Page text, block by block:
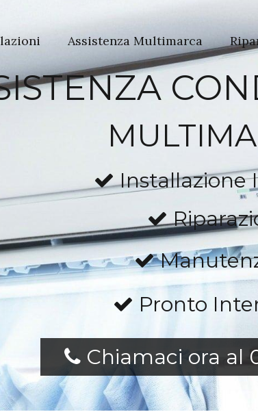
Assistenza Multimarca
Installazione
Pronto
Chiamaci ora al